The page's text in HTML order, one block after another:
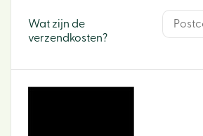
Wat zijn de
verzendkosten?